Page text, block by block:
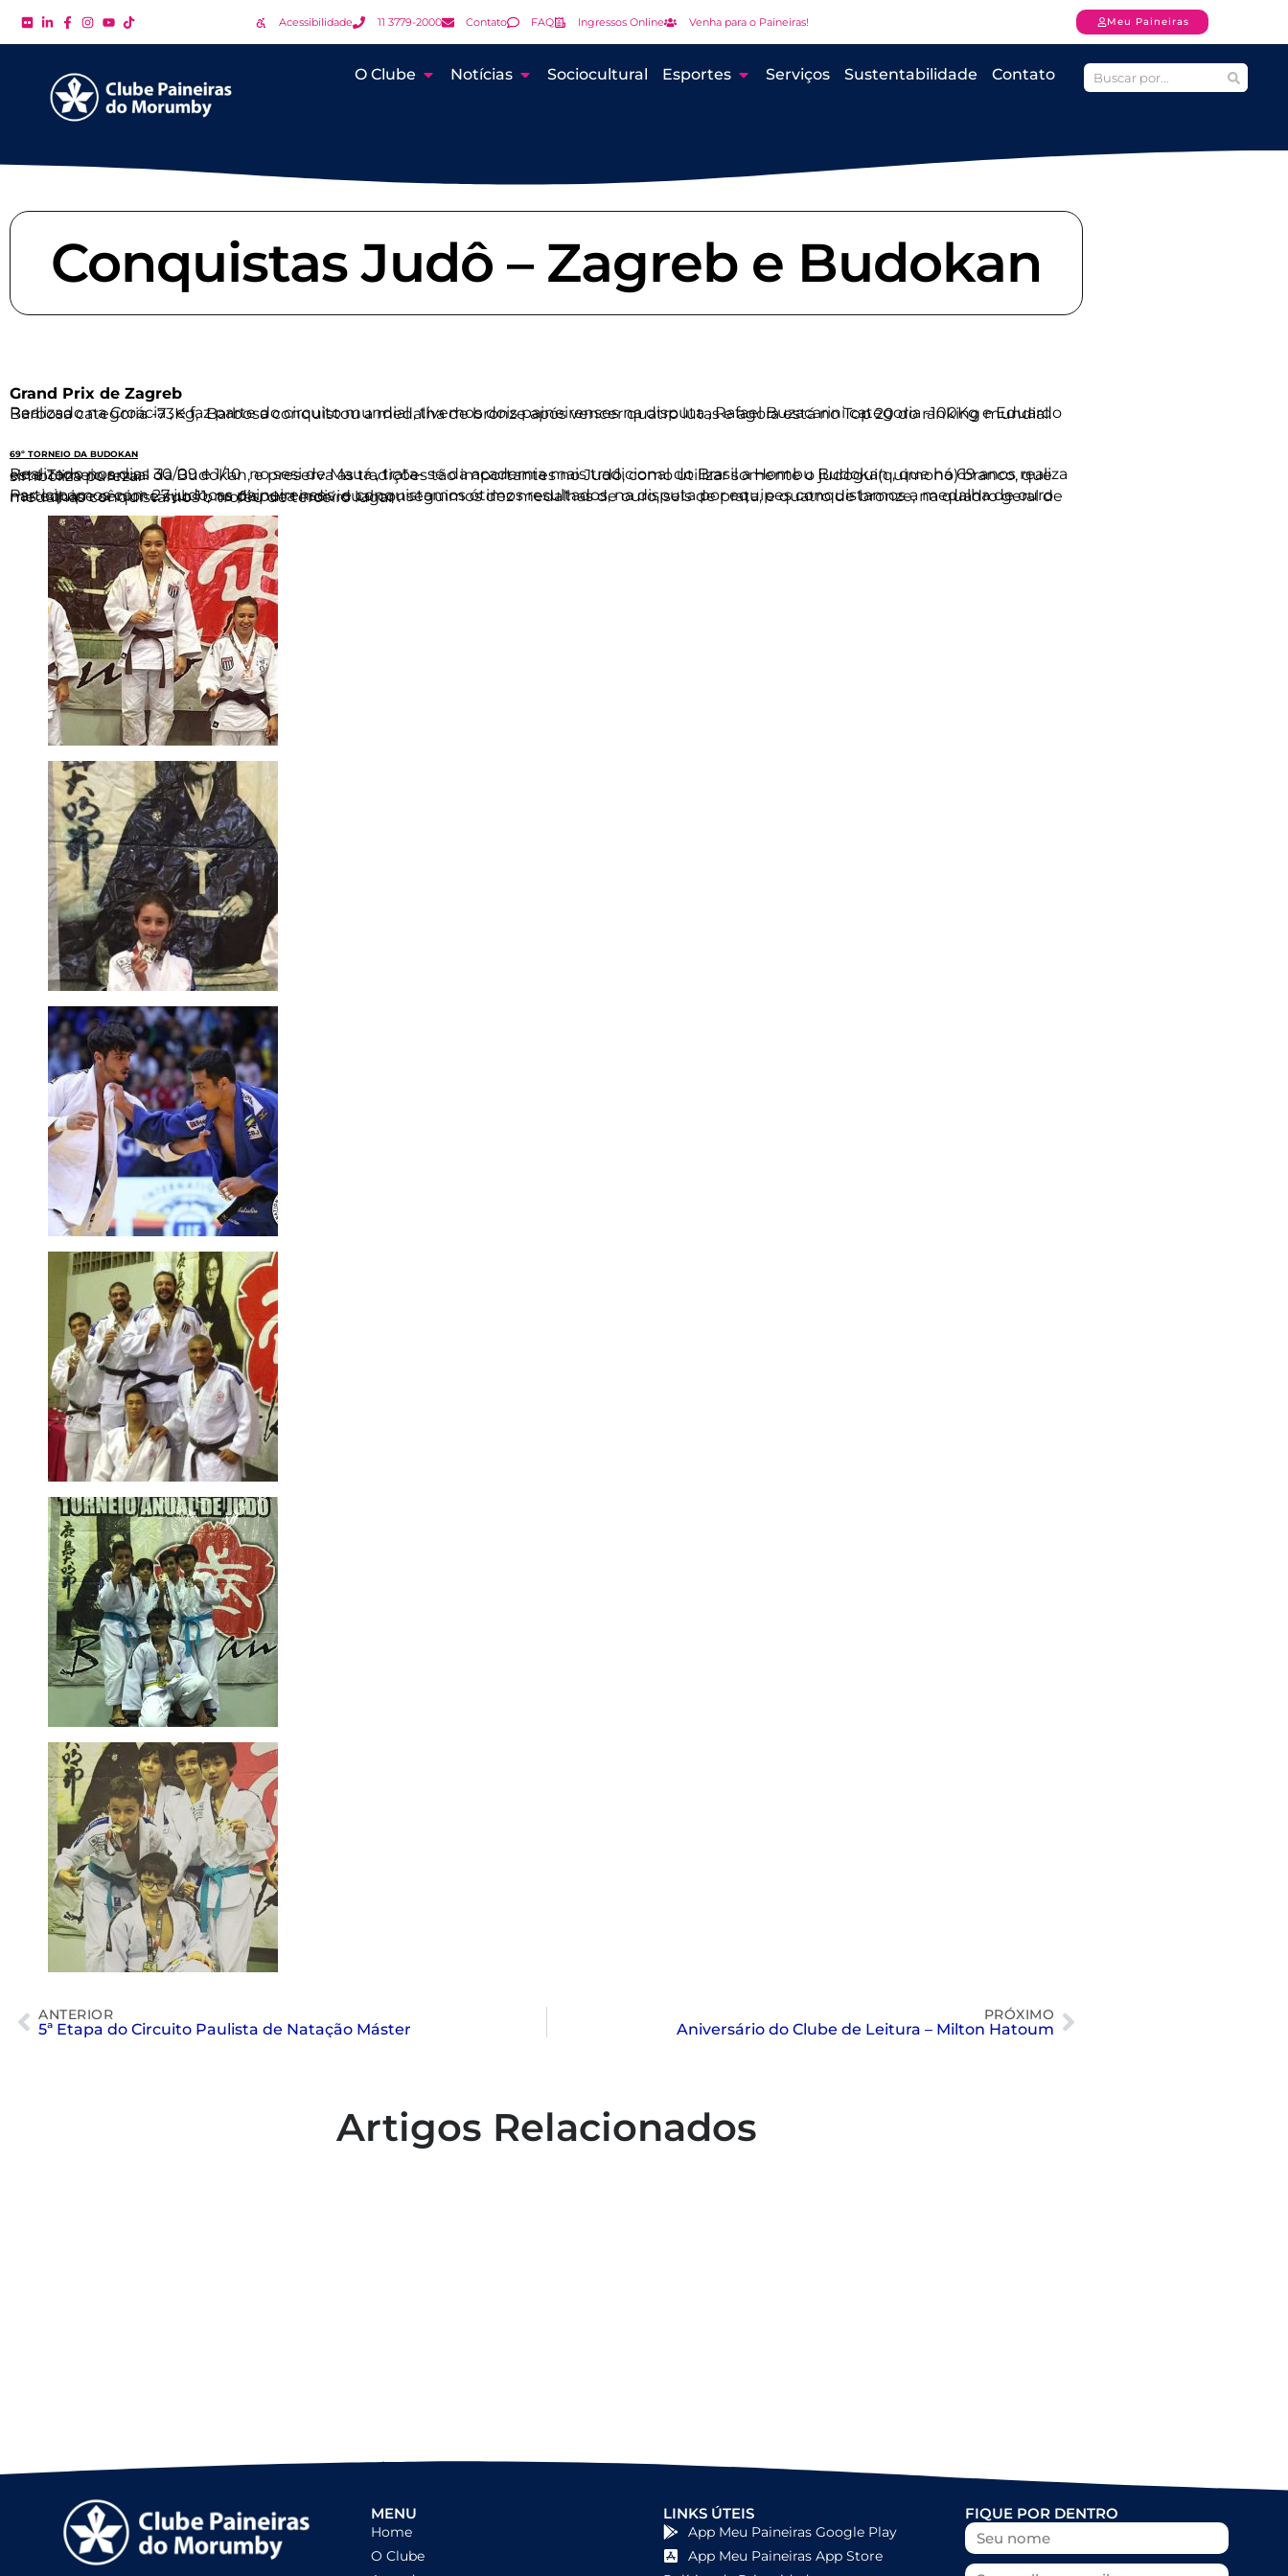
Acessibilidade 11 3779-2000 Contato FAQ Ingressos Online Venha para o Paineiras! Meu Paineiras
O Clube Notícias Sociocultural Esportes Serviços Sustentabilidade Contato
Conquistas Judô – Zagreb e Budokan
Grand Prix de Zagreb
Realizado na Croácia , e faz parte do circuito mundial , tivemos dois paineirenses na disputa , Rafael Buzacarini categoria -100Kg e Eduardo Barbosa categoria -73Kg, Barbosa conquistou a medalha de bronze após vencer quatro lutas e agora está no Top 20 do ranking mundial.
69º TORNEIO DA BUDOKAN
Realizado nos dias 30/09 e 1/10 no sesi de Mauá , trata- se da academia mais tradicional do Brasil a Hombu Budokan , que há 69 anos realiza este Torneio anual da Budokan, e preserva as tradições tão importantes no Judô, como utilizar somente o judogui(quimono) branco, que simboliza pureza.
Participamos com 27 judocas paineirenses e conquistamos ótimos resultados, na disputa por equipes conquistamos a medalha de ouro nas equipe sênior e sub 11, na disputa individual conseguimos dez medalhas de ouro, seis de prata, e quatro de bronze, na quadro geral de medalhas conquistamos o troféu de terceiro lugar .
ANTERIOR
5ª Etapa do Circuito Paulista de Natação Máster
PRÓXIMO
Aniversário do Clube de Leitura – Milton Hatoum
Artigos Relacionados
MENU
Home
O Clube
LINKS ÚTEIS
App Meu Paineiras Google Play
App Meu Paineiras App Store
FIQUE POR DENTRO